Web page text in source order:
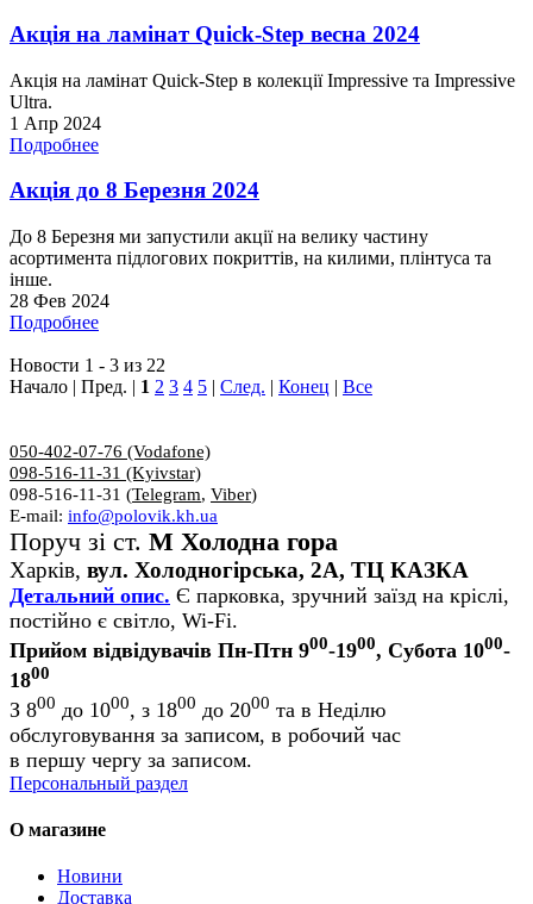
Акція на ламінат Quick-Step весна 2024
Акція на ламінат Quick-Step в колекції Impressive та Impressive
Ultra.
1 Апр 2024
Подробнее
Акція до 8 Березня 2024
До 8 Березня ми запустили акції на велику частину
асортимента підлогових покриттів, на килими, плінтуса та
інше.
28 Фев 2024
Подробнее
Новости 1 - 3 из 22
Начало | Пред. | 1 2 3 4 5 | След. | Конец | Все
050-402-07-76 (Vodafone)
098-516-11-31 (Kyivstar)
098-516-11-31 (Telegram, Viber)
E-mail: info@polovik.kh.ua
Поруч зі ст. М Холодна гора
Харків, вул. Холодногірська, 2А, ТЦ КАЗКА
Детальний опис. Є парковка, зручний заїзд на кріслі,
постійно є світло, Wi-Fi.
Прийом відвідувачів Пн-Птн 900-1900, Субота 1000-
1800
З 800 до 1000, з 1800 до 2000 та в Неділю
обслуговування за записом, в робочий час
в першу чергу за записом.
Персональный раздел
О магазине
Новини
Доставка